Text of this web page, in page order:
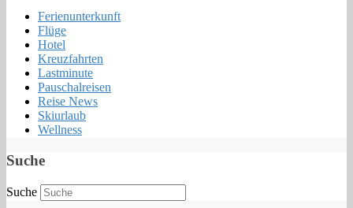
Ferienunterkunft
Flüge
Hotel
Kreuzfahrten
Lastminute
Pauschalreisen
Reise News
Skiurlaub
Wellness
Suche
Suche